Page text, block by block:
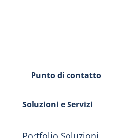
Punto di contatto
Soluzioni e Servizi
Portfolio Soluzioni